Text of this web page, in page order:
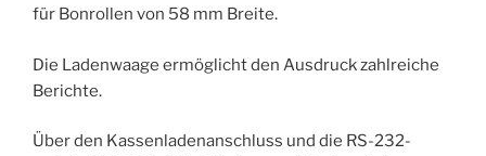
für Bonrollen von 58 mm Breite.
Die Ladenwaage ermöglicht den Ausdruck zahlreiche
Berichte.
Über den Kassenladenanschluss und die RS-232-